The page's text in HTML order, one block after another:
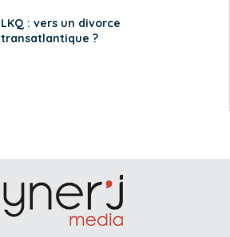
LKQ : vers un divorce
transatlantique ?